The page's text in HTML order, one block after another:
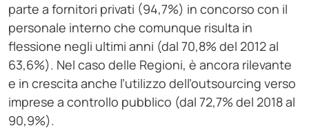
parte a fornitori privati (94,7%) in concorso con il
personale interno che comunque risulta in
flessione negli ultimi anni (dal 70,8% del 2012 al
63,6%). Nel caso delle Regioni, è ancora rilevante
e in crescita anche l’utilizzo dell’outsourcing verso
imprese a controllo pubblico (dal 72,7% del 2018 al
90,9%).